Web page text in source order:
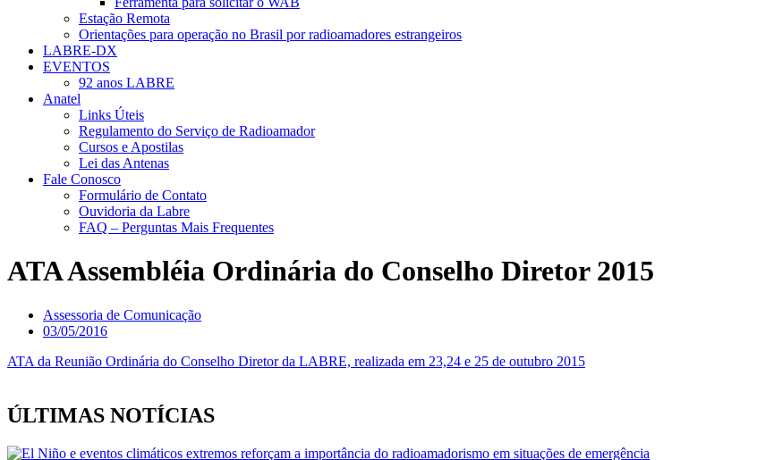
Estação Remota
Orientações para operação no Brasil por radioamadores estrangeiros
LABRE-DX
EVENTOS
92 anos LABRE
Anatel
Links Úteis
Regulamento do Serviço de Radioamador
Cursos e Apostilas
Lei das Antenas
Fale Conosco
Formulário de Contato
Ouvidoria da Labre
FAQ – Perguntas Mais Frequentes
ATA Assembléia Ordinária do Conselho Diretor 2015
Assessoria de Comunicação
03/05/2016
ATA da Reunião Ordinária do Conselho Diretor da LABRE, realizada em 23,24 e 25 de outubro 2015
ÚLTIMAS NOTÍCIAS